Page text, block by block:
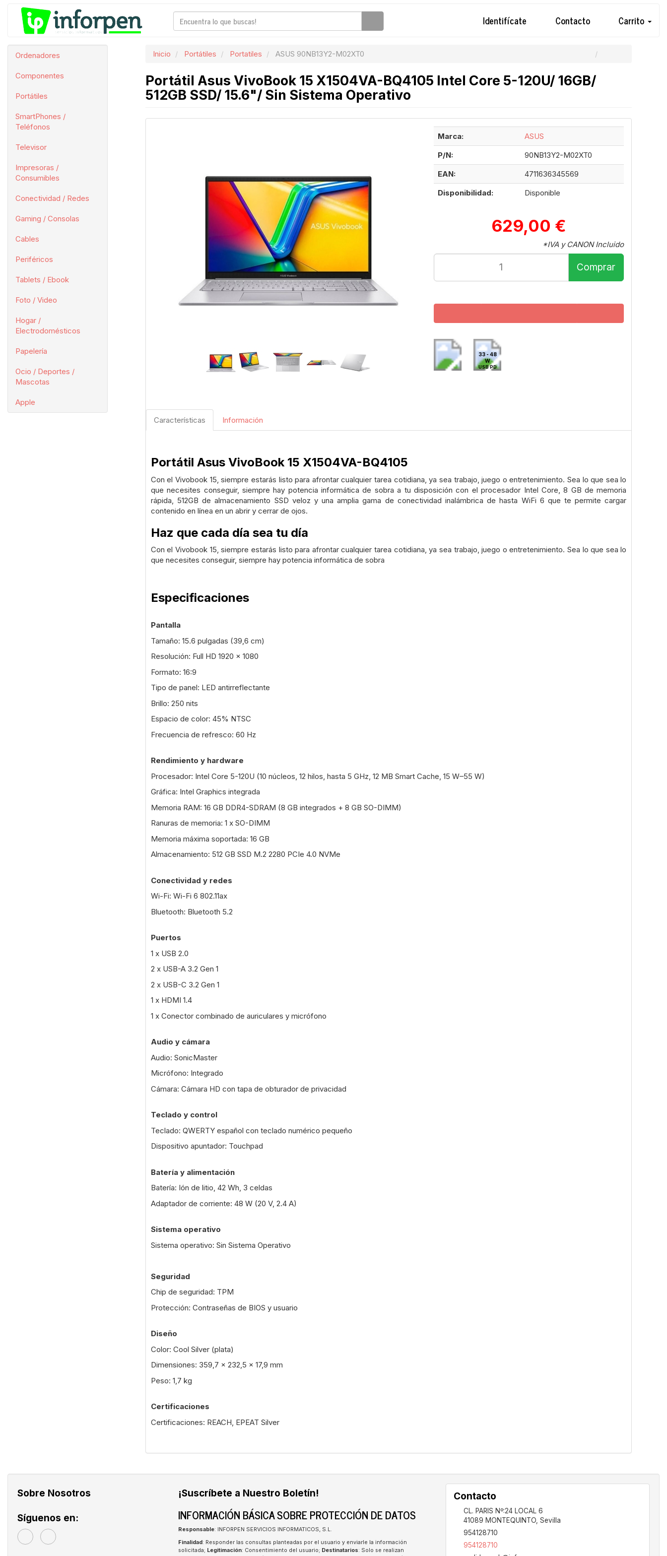
Identifícate Contacto Carrito
Ordenadores
Componentes
Portátiles
SmartPhones /
Teléfonos
Televisor
Impresoras /
Consumibles
Conectividad / Redes
Gaming / Consolas
Cables
Periféricos
Tablets / Ebook
Foto / Video
Hogar /
Electrodomésticos
Papelería
Ocio / Deportes /
Mascotas
Apple
Inicio Portátiles Portatiles ASUS 90NB13Y2-M02XT0
Portátil Asus VivoBook 15 X1504VA-BQ4105 Intel Core 5-120U/ 16GB/
512GB SSD/ 15.6"/ Sin Sistema Operativo
Marca:
ASUS
P/N:
90NB13Y2-M02XT0
EAN:
4711636345569
Disponibilidad:
Disponible
629,00 €
*IVA y CANON Incluido
Comprar
33 - 48
W
USB PD
Características Información
Portátil Asus VivoBook 15 X1504VA-BQ4105
Con el Vivobook 15, siempre estarás listo para afrontar cualquier tarea cotidiana, ya sea trabajo, juego o entretenimiento. Sea lo que sea lo
que necesites conseguir, siempre hay potencia informática de sobra a tu disposición con el procesador Intel Core, 8 GB de memoria
rápida, 512GB de almacenamiento SSD veloz y una amplia gama de conectividad inalámbrica de hasta WiFi 6 que te permite cargar
contenido en línea en un abrir y cerrar de ojos.
Haz que cada día sea tu día
Con el Vivobook 15, siempre estarás listo para afrontar cualquier tarea cotidiana, ya sea trabajo, juego o entretenimiento. Sea lo que sea lo
que necesites conseguir, siempre hay potencia informática de sobra
Especificaciones
Pantalla
Tamaño: 15.6 pulgadas (39,6 cm)
Resolución: Full HD 1920 x 1080
Formato: 16:9
Tipo de panel: LED antirreflectante
Brillo: 250 nits
Espacio de color: 45% NTSC
Frecuencia de refresco: 60 Hz
Rendimiento y hardware
Procesador: Intel Core 5-120U (10 núcleos, 12 hilos, hasta 5 GHz, 12 MB Smart Cache, 15 W–55 W)
Gráfica: Intel Graphics integrada
Memoria RAM: 16 GB DDR4-SDRAM (8 GB integrados + 8 GB SO-DIMM)
Ranuras de memoria: 1 x SO-DIMM
Memoria máxima soportada: 16 GB
Almacenamiento: 512 GB SSD M.2 2280 PCIe 4.0 NVMe
Conectividad y redes
Wi-Fi: Wi-Fi 6 802.11ax
Bluetooth: Bluetooth 5.2
Puertos
1 x USB 2.0
2 x USB-A 3.2 Gen 1
2 x USB-C 3.2 Gen 1
1 x HDMI 1.4
1 x Conector combinado de auriculares y micrófono
Audio y cámara
Audio: SonicMaster
Micrófono: Integrado
Cámara: Cámara HD con tapa de obturador de privacidad
Teclado y control
Teclado: QWERTY español con teclado numérico pequeño
Dispositivo apuntador: Touchpad
Batería y alimentación
Batería: Ión de litio, 42 Wh, 3 celdas
Adaptador de corriente: 48 W (20 V, 2.4 A)
Sistema operativo
Sistema operativo: Sin Sistema Operativo
Seguridad
Chip de seguridad: TPM
Protección: Contraseñas de BIOS y usuario
Diseño
Color: Cool Silver (plata)
Dimensiones: 359,7 x 232,5 x 17,9 mm
Peso: 1,7 kg
Certificaciones
Certificaciones: REACH, EPEAT Silver
Sobre Nosotros
Síguenos en:
¡Suscríbete a Nuestro Boletín!
INFORMACIÓN BÁSICA SOBRE PROTECCIÓN DE DATOS
Responsable: INFORPEN SERVICIOS INFORMATICOS, S.L.
Finalidad : Responder las consultas planteadas por el usuario y enviarle la información
solicitada; Legitimación: Consentimiento del usuario; Destinatarios: Solo se realizan
Contacto
CL. PARIS Nº:24 LOCAL 6
41089 MONTEQUINTO, Sevilla
954128710
954128710